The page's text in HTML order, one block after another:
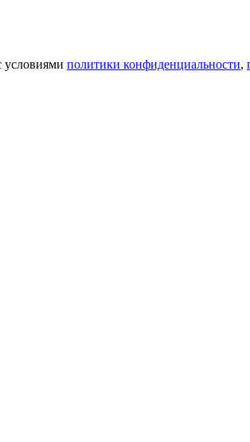
условиями политики конфиденциальности,